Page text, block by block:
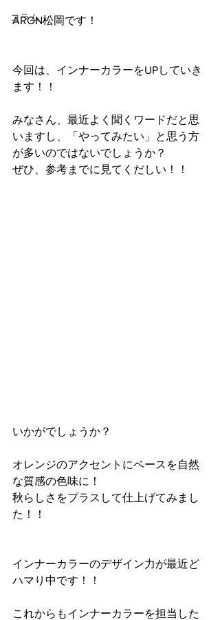
コラム
ARON松岡です！
今回は、インナーカラーをUPしていき
ます！！
みなさん、最近よく聞くワードだと思
いますし、「やってみたい」と思う方
が多いのではないでしょうか？
ぜひ、参考までに見てくだしい！！
いかがでしょうか？
オレンジのアクセントにベースを自然
な質感の色味に！
秋らしさをプラスして仕上げてみまし
た！！
インナーカラーのデザイン力が最近ど
ハマり中です！！
これからもインナーカラーを担当した